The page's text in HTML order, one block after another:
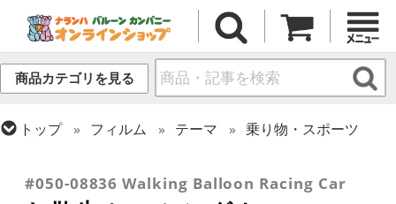
商品カテゴリを見る
トップ フィルム テーマ
乗り物・スポーツ
ひなまつり・こどもの日
#050-08836 Walking Balloon Racing Car